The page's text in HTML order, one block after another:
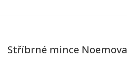
Stříbrné mince